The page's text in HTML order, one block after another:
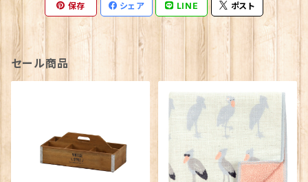
保存 シェア LINE ポスト
セール商品